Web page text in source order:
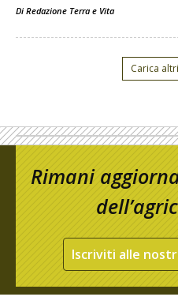
Di Redazione Terra e Vita
Carica
Rimani
Iscriviti alle